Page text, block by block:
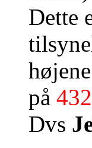
Dette
på
Dvs